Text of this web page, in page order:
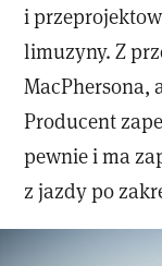
i
limuzyny. Z
MacPhersona,
Producent
pewnie i ma
z jazdy po